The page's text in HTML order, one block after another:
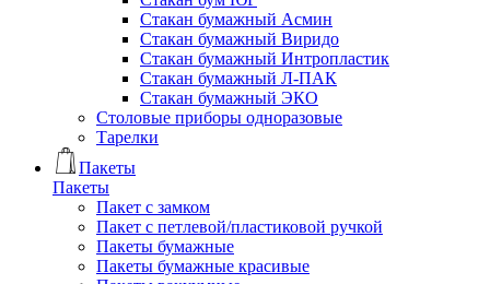
Стакан бумажный Асмин
Стакан бумажный Виридо
Стакан бумажный Интропластик
Стакан бумажный Л-ПАК
Стакан бумажный ЭКО
Столовые приборы одноразовые
Тарелки
Пакеты
Пакеты
Пакет с замком
Пакет с петлевой/пластиковой ручкой
Пакеты бумажные
Пакеты бумажные красивые